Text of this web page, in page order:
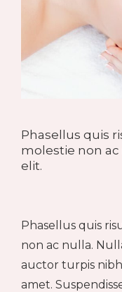
Phasellus quis
molestie non
elit.
Phasellus quis
non ac nulla.
auctor turpis
amet.